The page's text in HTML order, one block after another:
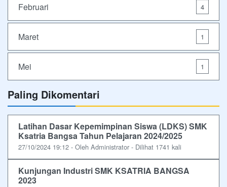
Februari 4
Maret 1
Mei 1
Paling Dikomentari
Latihan Dasar Kepemimpinan Siswa (LDKS) SMK
Ksatria Bangsa Tahun Pelajaran 2024/2025
27/10/2024 19:12 - Oleh Administrator - Dilihat 1741 kali
Kunjungan Industri SMK KSATRIA BANGSA
2023